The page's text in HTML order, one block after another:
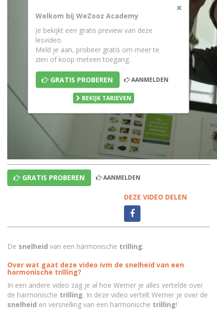
×
Welkom bij WeZooz Academy
Je bekijkt een gratis preview van deze
lesvideo.
Meld je aan, probeer gratis om meer te
zien of koop meteen toegang.
GRATIS PROBEREN AANMELDEN
BEKIJK TARIEVEN
GRATIS PROBEREN AANMELDEN
DEZE VIDEO DELEN
De snelheid van een harmonische trilling.
Over wat gaat deze video ivm de snelheid van een
harmonische trilling?
In een andere video zag je al hoe Werner je alles vertelde over
de harmonische trilling. In deze video vertelt Werner je over de
snelheid en versnelling van een harmonische trilling!